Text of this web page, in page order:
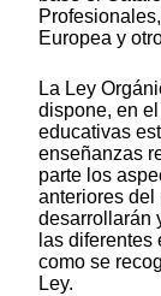
Europea y
La Ley
dispone, en
educativas
enseñanzas
parte los
anteriores del
desarrollarán
las diferentes
como se
Ley.